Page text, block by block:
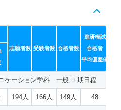
志願者数 受験者数 合格者数
進研模試
合格者
平均偏差値
ケーション学科 一般 Ⅱ期日程
194人 166人 149人 48